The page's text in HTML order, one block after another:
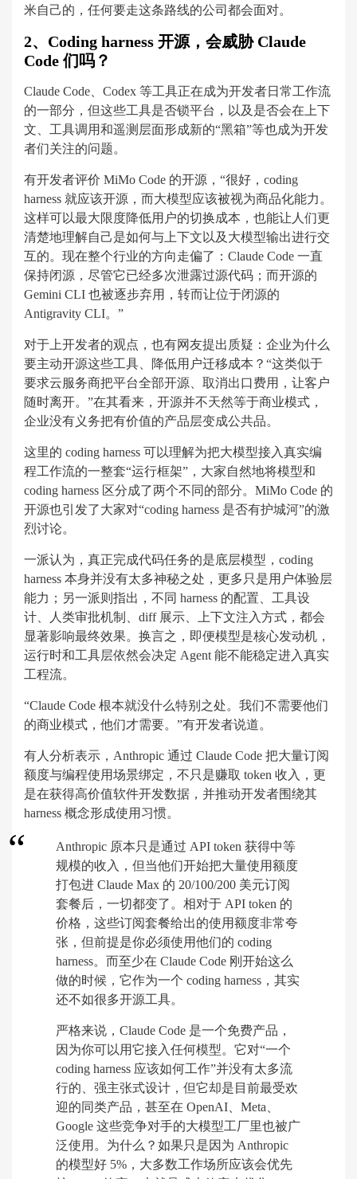
米自己的，任何要走这条路线的公司都会面对。
2、Coding harness 开源，会威胁 Claude
Code 们吗？
Claude Code、Codex 等工具正在成为开发者日常工作流
的一部分，但这些工具是否锁平台，以及是否会在上下
文、工具调用和遥测层面形成新的“黑箱”等也成为开发
者们关注的问题。
有开发者评价 MiMo Code 的开源，“很好，coding
harness 就应该开源，而大模型应该被视为商品化能力。
这样可以最大限度降低用户的切换成本，也能让人们更
清楚地理解自己是如何与上下文以及大模型输出进行交
互的。现在整个行业的方向走偏了：Claude Code 一直
保持闭源，尽管它已经多次泄露过源代码；而开源的
Gemini CLI 也被逐步弃用，转而让位于闭源的
Antigravity CLI。”
对于上开发者的观点，也有网友提出质疑：企业为什么
要主动开源这些工具、降低用户迁移成本？“这类似于
要求云服务商把平台全部开源、取消出口费用，让客户
随时离开。”在其看来，开源并不天然等于商业模式，
企业没有义务把有价值的产品层变成公共品。
这里的 coding harness 可以理解为把大模型接入真实编
程工作流的一整套“运行框架”，大家自然地将模型和
coding harness 区分成了两个不同的部分。MiMo Code 的
开源也引发了大家对“coding harness 是否有护城河”的激
烈讨论。
一派认为，真正完成代码任务的是底层模型，coding
harness 本身并没有太多神秘之处，更多只是用户体验层
能力；另一派则指出，不同 harness 的配置、工具设
计、人类审批机制、diff 展示、上下文注入方式，都会
显著影响最终效果。换言之，即便模型是核心发动机，
运行时和工具层依然会决定 Agent 能不能稳定进入真实
工程流。
“Claude Code 根本就没什么特别之处。我们不需要他们
的商业模式，他们才需要。”有开发者说道。
有人分析表示，Anthropic 通过 Claude Code 把大量订阅
额度与编程使用场景绑定，不只是赚取 token 收入，更
是在获得高价值软件开发数据，并推动开发者围绕其
harness 概念形成使用习惯。
Anthropic 原本只是通过 API token 获得中等
规模的收入，但当他们开始把大量使用额度
打包进 Claude Max 的 20/100/200 美元订阅
套餐后，一切都变了。相对于 API token 的
价格，这些订阅套餐给出的使用额度非常夸
张，但前提是你必须使用他们的 coding
harness。而至少在 Claude Code 刚开始这么
做的时候，它作为一个 coding harness，其实
还不如很多开源工具。
严格来说，Claude Code 是一个免费产品，
因为你可以用它接入任何模型。它对“一个
coding harness 应该如何工作”并没有太多流
行的、强主张式设计，但它却是目前最受欢
迎的同类产品，甚至在 OpenAI、Meta、
Google 这些竞争对手的大模型工厂里也被广
泛使用。为什么？如果只是因为 Anthropic
的模型好 5%，大多数工作场所应该会优先